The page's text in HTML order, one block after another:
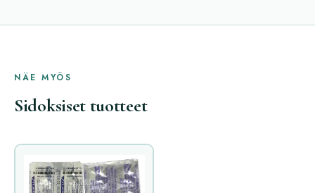
NÄE MYÖS
Sidoksiset tuotteet